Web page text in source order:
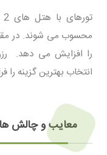
را افزایش می دهد.
انتخاب بهترین گزینه را
معایب و چالش